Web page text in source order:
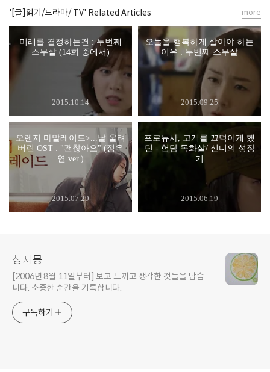
'[글]읽기/드라마/ TV' Related Articles
미래를 결정하는건 : 두번째
스무살 (14회 중에서)
2015.10.14
오늘을 행복하게 살아야 하는
이유 : 두번째 스무살
2015.09.25
오렌지 마말레이드>...날 울려
버린 OST : "괜찮아요" (정유
연 ver.)
2015.07.29
프로듀사, 고개를 끄덕이게 했
던 - 험담 독화살/ 신디의 성장
기
2015.06.19
more
청자몽
[2006년 8월 11일부터] 보고 느끼고 생각한 것들을 담습
니다. 소중한 순간을 기록합니다.
구독하기